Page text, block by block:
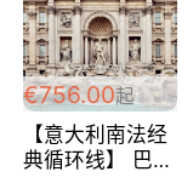
€756.00起
【意大利南法经
典循环线】 巴黎